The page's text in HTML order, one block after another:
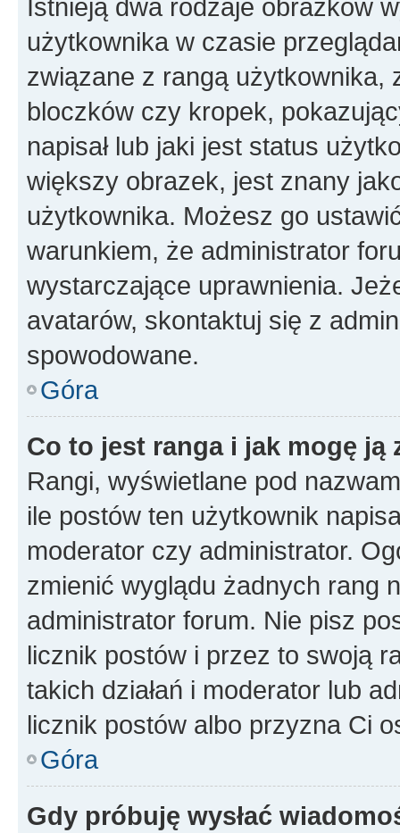
Istnieją dwa rodzaje obrazków
użytkownika w czasie
związane z rangą użytkownika,
bloczków czy kropek,
napisał lub jaki jest status
większy obrazek, jest znany
użytkownika. Możesz go
warunkiem, że administrator
wystarczające uprawnienia.
avatarów, skontaktuj się z
spowodowane.
Góra
Co to jest ranga i jak mogę ją
Rangi, wyświetlane pod
ile postów ten użytkownik
moderator czy administrator.
zmienić wyglądu żadnych rang
administrator forum. Nie pisz
licznik postów i przez to swoją
takich działań i moderator lub
licznik postów albo przyzna Ci
Góra
Gdy próbuję wysłać